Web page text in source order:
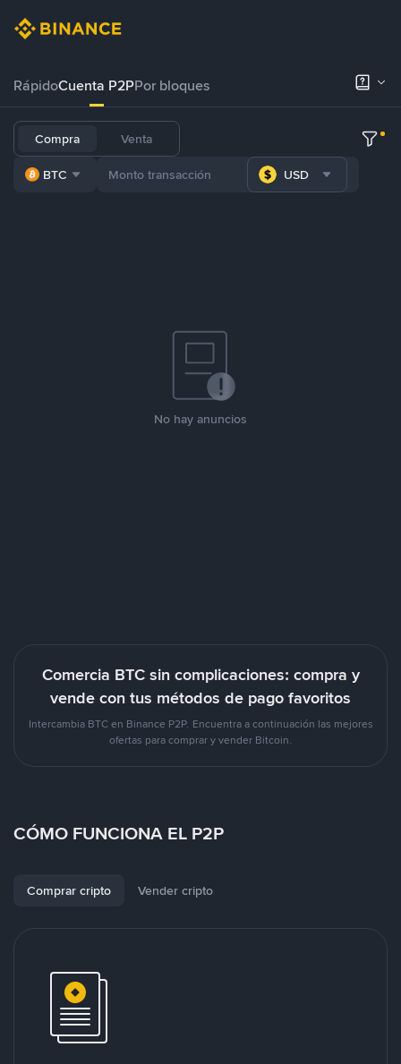
RápidoCuenta P2PPor bloques
Compra Venta
BTC USD
No hay anuncios
Comercia BTC sin complicaciones: compra y
vende con tus métodos de pago favoritos
Intercambia BTC en Binance P2P. Encuentra a continuación las mejores
ofertas para comprar y vender Bitcoin.
CÓMO FUNCIONA EL P2P
Comprar cripto Vender cripto